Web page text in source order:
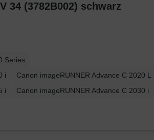
34 (3782B002) schwarz
Series
i
Canon imageRUNNER Advance C 2020 L
i
Canon imageRUNNER Advance C 2030 i